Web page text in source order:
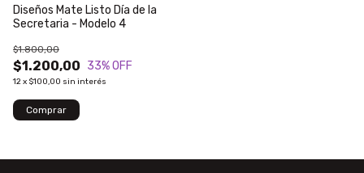
Diseños Mate Listo Día de la
Secretaria - Modelo 4
$1.200,00
$1.800,00
33% OFF
12x $100,00 sin interés